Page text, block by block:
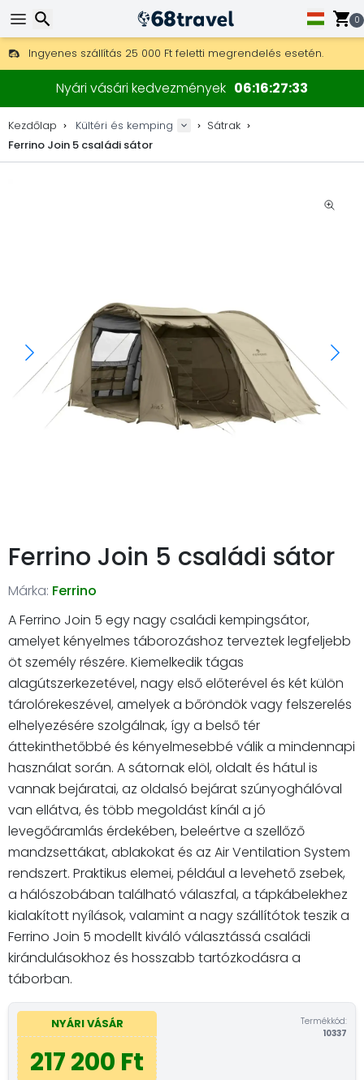
0
Ingyenes szállítás 25 000 Ft feletti megrendelés esetén.
30 nap a visszaküldésre, 90 nap a fa térképekre és dekorokra.
A legjobb árak outdoor felszerelésekre és kiegészítőkre.
Nyári vásári kedvezmények 06 16 27 32
Kezdőlap Kültéri és kemping
Sátrak
Ferrino Join 5 családi sátor
Ferrino Join 5 családi sátor
Márka: Ferrino
A Ferrino Join 5 egy nagy családi kempingsátor,
amelyet kényelmes táborozáshoz terveztek legfeljebb
öt személy részére. Kiemelkedik tágas
alagútszerkezetével, nagy első előterével és két külön
tárolórekeszével, amelyek a bőröndök vagy felszerelés
elhelyezésére szolgálnak, így a belső tér
áttekinthetőbbé és kényelmesebbé válik a mindennapi
használat során. A sátornak elöl, oldalt és hátul is
vannak bejáratai, az oldalsó bejárat szúnyoghálóval
van ellátva, és több megoldást kínál a jó
levegőáramlás érdekében, beleértve a szellőző
mandzsettákat, ablakokat és az Air Ventilation System
rendszert. Praktikus elemei, például a levehető zsebek,
a hálószobában található válaszfal, a tápkábelekhez
kialakított nyílások, valamint a nagy szállítótok teszik a
Ferrino Join 5 modellt kiváló választássá családi
kirándulásokhoz és hosszabb tartózkodásra a
táborban.
NYÁRI VÁSÁR
217 200 Ft
Termékkód:
10337
Keresés